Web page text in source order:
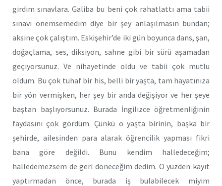
girdim sınavlara. Galiba bu beni çok rahatlattı ama tabii
sınavı önemsemedim diye bir şey anlaşılmasın bundan;
aksine çok çalıştım. Eskişehir’de iki gün boyunca dans, şan,
doğaçlama, ses, diksiyon, sahne gibi bir sürü aşamadan
geçiyorsunuz. Ve nihayetinde oldu ve tabii çok mutlu
oldum. Bu çok tuhaf bir his, belli bir yaşta, tam hayatınıza
bir yön vermişken, her şey bir anda değişiyor ve her şeye
baştan başlıyorsunuz. Burada İngilizce öğretmenliğinin
faydasını çok gördüm. Çünkü o yaşta birinin, başka bir
şehirde, ailesinden para alarak öğrencilik yapması fikri
bana göre değildi. Bunu kendim halledeceğim;
halledemezsem de geri döneceğim dedim. O yüzden kayıt
yaptırmadan önce, burada iş bulabilecek miyim